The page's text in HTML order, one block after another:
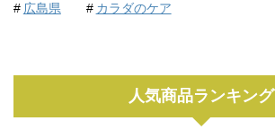
広島県
カラダのケア
人気商品ランキング